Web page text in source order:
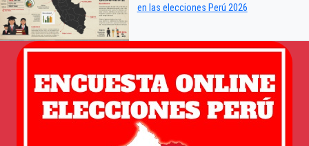
en las elecciones Perú 2026